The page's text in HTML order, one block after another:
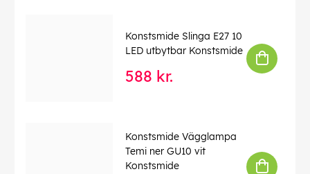
LED
1.20
Import färgtemperatur:
3000
Import spridningsvinkel:
Konstsmide Slinga E27 10
LED utbytbar Konstsmide
588 kr.
Konstsmide Vägglampa
Temi ner GU10 vit
Konstsmide